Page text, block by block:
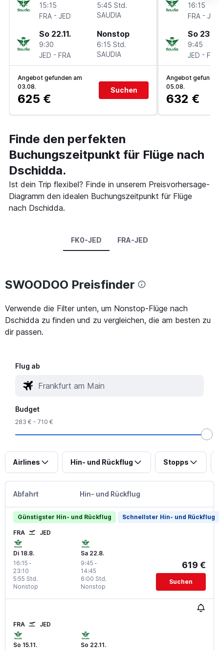
15:15
FRA - JED
5:45 Std.
SAUDIA
So 22.11.
9:30
JED - FRA
Nonstop
6:15 Std.
SAUDIA
Angebot gefunden am
03.08.
625 €
Suchen
16:15
FRA - JED
So 23.8.
9:45
JED - FRA
Angebot
05.08.
632 €
Finde den perfekten
Buchungszeitpunkt für Flüge nach
Dschidda.
Ist dein Trip flexibel? Finde in unserem Preisvorhersage-
Diagramm den idealen Buchungszeitpunkt für Flüge
nach Dschidda.
FK0-JED FRA-JED
SWOODOO Preisfinder
Verwende die Filter unten, um Nonstop-Flüge nach
Dschidda zu finden und zu vergleichen, die am besten zu
dir passen.
Flug ab
Budget
283 € - 710 €
Airlines Hin- und Rückflug Stopps
Abfahrt Hin- und Rückflug
Günstigster Hin- und Rückflug Schnellster Hin- und Rückflug
FRA JED
Di 18.8.
16:15 -
23:10
Nonstop
5:55 Std.
Sa 22.8.
9:45 -
14:45
Nonstop
6:00 Std.
619 €
Suchen
FRA JED
So 15.11.
So 22.11.